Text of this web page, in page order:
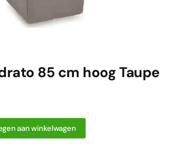
85 cm hoog Taupe
aan winkelwagen